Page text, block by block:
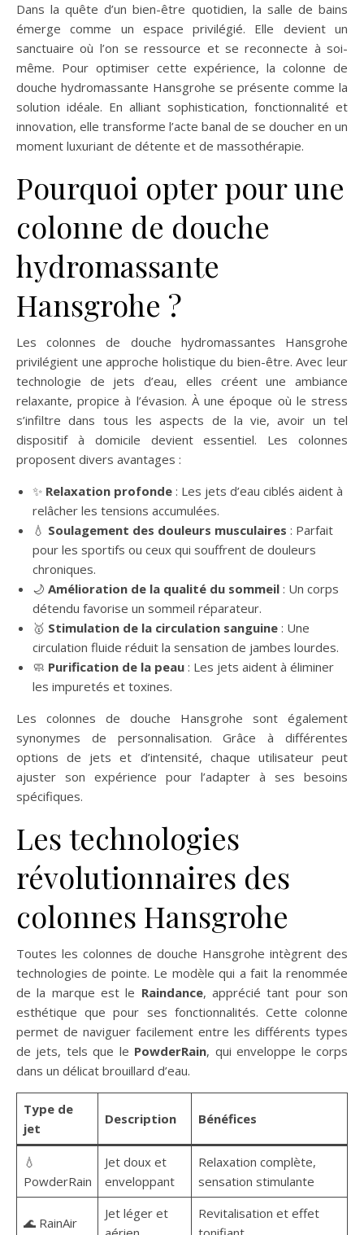
Dans la quête d’un bien-être quotidien, la salle de bains
émerge comme un espace privilégié. Elle devient un
sanctuaire où l’on se ressource et se reconnecte à soi-
même. Pour optimiser cette expérience, la colonne de
douche hydromassante Hansgrohe se présente comme la
solution idéale. En alliant sophistication, fonctionnalité et
innovation, elle transforme l’acte banal de se doucher en un
moment luxuriant de détente et de massothérapie.
Pourquoi opter pour une
colonne de douche
hydromassante
Hansgrohe ?
Les colonnes de douche hydromassantes Hansgrohe
privilégient une approche holistique du bien-être. Avec leur
technologie de jets d’eau, elles créent une ambiance
relaxante, propice à l’évasion. À une époque où le stress
s’infiltre dans tous les aspects de la vie, avoir un tel
dispositif à domicile devient essentiel. Les colonnes
proposent divers avantages :
✨ Relaxation profonde : Les jets d’eau ciblés aident à
relâcher les tensions accumulées.
💧 Soulagement des douleurs musculaires : Parfait
pour les sportifs ou ceux qui souffrent de douleurs
chroniques.
🌙 Amélioration de la qualité du sommeil : Un corps
détendu favorise un sommeil réparateur.
🥇 Stimulation de la circulation sanguine : Une
circulation fluide réduit la sensation de jambes lourdes.
🧼 Purification de la peau : Les jets aident à éliminer
les impuretés et toxines.
Les colonnes de douche Hansgrohe sont également
synonymes de personnalisation. Grâce à différentes
options de jets et d’intensité, chaque utilisateur peut
ajuster son expérience pour l’adapter à ses besoins
spécifiques.
Les technologies
révolutionnaires des
colonnes Hansgrohe
Toutes les colonnes de douche Hansgrohe intègrent des
technologies de pointe. Le modèle qui a fait la renommée
de la marque est le Raindance, apprécié tant pour son
esthétique que pour ses fonctionnalités. Cette colonne
permet de naviguer facilement entre les différents types
de jets, tels que le PowderRain, qui enveloppe le corps
dans un délicat brouillard d’eau.
Type de
jet
Description Bénéfices
💧
PowderRain
Jet doux et
enveloppant
Relaxation complète,
sensation stimulante
🌊 RainAir
Jet léger et
Revitalisation et effet